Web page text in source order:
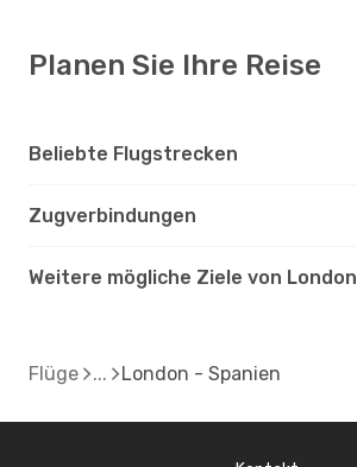
Planen Sie Ihre Reise
Beliebte Flugstrecken
Zugverbindungen
Weitere mögliche Ziele von London
Flüge London - Spanien